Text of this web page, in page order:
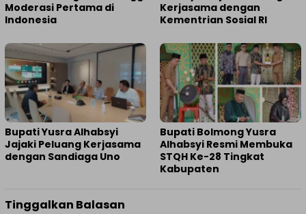
Moderasi Pertama di
Indonesia
Kerjasama dengan
Kementrian Sosial RI
Bupati Yusra Alhabsyi
Jajaki Peluang Kerjasama
dengan Sandiaga Uno
Bupati Bolmong Yusra
Alhabsyi Resmi Membuka
STQH Ke-28 Tingkat
Kabupaten
Tinggalkan Balasan